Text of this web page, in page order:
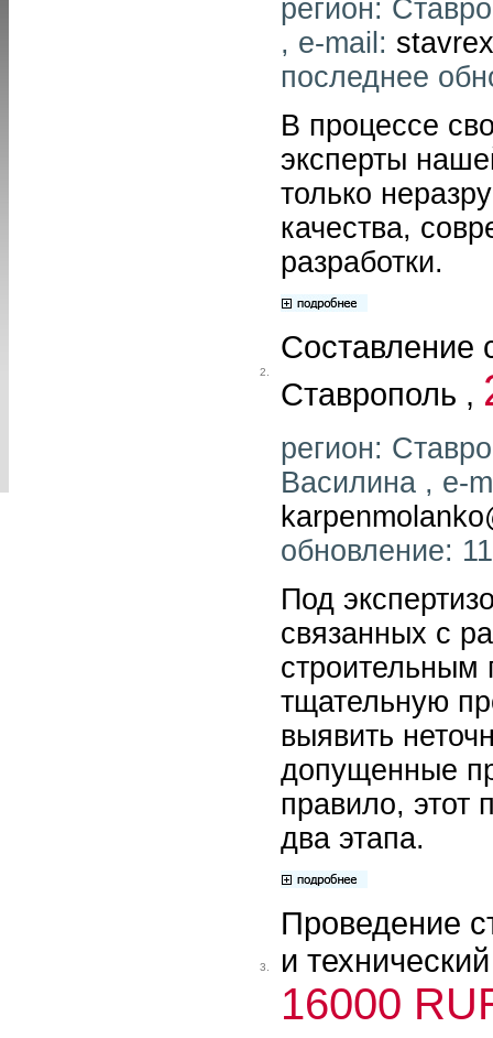
регион:
, e-mail:
последнее
В процессе
эксперты
только
качества,
разработки.
2.
Составление
Ставрополь ,
регион:
Василина , e-
обновление:
Под
связанных с
строительным
тщательную
выявить
допущенные
правило, этот
два этапа.
3.
Проведение
и
16000